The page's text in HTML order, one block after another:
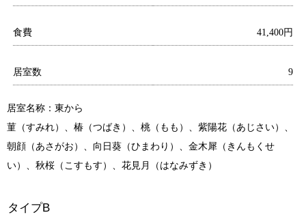
食費 41,400円
居室数 9
居室名称：東から
菫（すみれ）、椿（つばき）、桃（もも）、紫陽花（あじさい）、
朝顔（あさがお）、向日葵（ひまわり）、金木犀（きんもくせ
い）、秋桜（こすもす）、花見月（はなみずき）
タイプB